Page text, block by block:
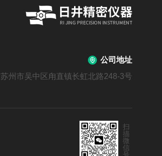
公司地址
苏州市吴中区甪直镇长虹北路248-3号
扫
描
微
信